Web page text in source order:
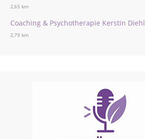
2,65 km
Coaching & Psychotherapie Kerstin Diehl
2,79 km